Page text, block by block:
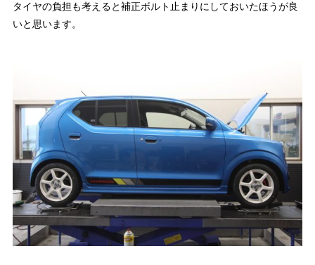
タイヤの負担も考えると補正ボルト止まりにしておいたほうが良
いと思います。